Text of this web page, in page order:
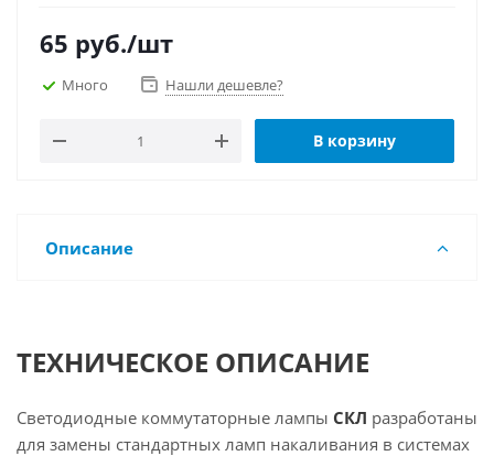
65 руб./шт
Много Нашли дешевле?
В корзину
Описание
ТЕХНИЧЕСКОЕ ОПИСАНИЕ
Светодиодные коммутаторные лампы СКЛ разработаны
для замены стандартных ламп накаливания в системах